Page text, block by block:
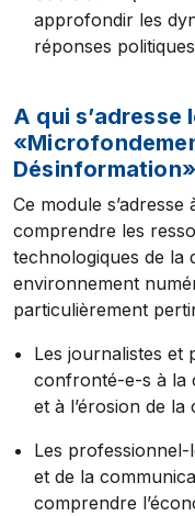
approfondir les
réponses
A qui s’adresse
Ce module
comprendre les
technologiques de la
environnement
particulièrement
Les journalistes et
confronté-e-s à la
et à l’érosion de
Les
et de la
comprendre